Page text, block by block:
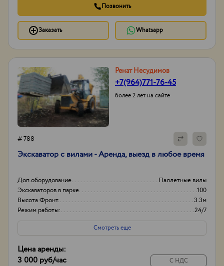
Позвонить
Заказать Whatsapp
Ренат Несудимов
+7(964)771-76-45
более 2 лет на сайте
# 788
Экскаватор с вилами - Аренда, выезд в любое время
Доп.оборудование
Паллетные вилы
Экскаваторов в парке
100
Высота Фронт.
3.3м
Режим работы:
24/7
Смотреть еще
Цена аренды:
3 000 руб/час С НДС